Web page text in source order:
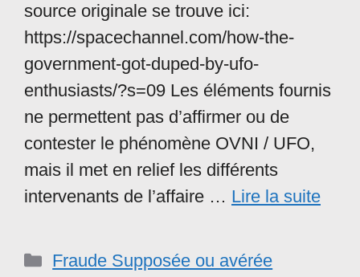
source originale se trouve ici:
https://spacechannel.com/how-the-
government-got-duped-by-ufo-
enthusiasts/?s=09 Les éléments fournis
ne permettent pas d’affirmer ou de
contester le phénomène OVNI / UFO,
mais il met en relief les différents
intervenants de l’affaire … Lire la suite
Catégories
Fraude Supposée ou avérée